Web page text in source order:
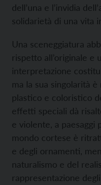
dell’una e l’invidia
solidarietà di una vita
Una sceneggiatura
rispetto all’originale e
interpretazione
ma la sua singolarità
plastico e coloristico
effetti speciali dà
e violente, a paesaggi
mondo cortese è
e degli ornamenti,
naturalismo e del
rappresentazione